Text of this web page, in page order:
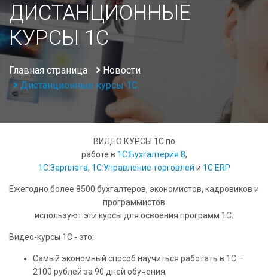
ДИСТАНЦИОННЫЕ
КУРСЫ 1С
Главная страница
Новости
Дистанционные курсы 1С
ВИДЕО КУРСЫ 1C по
работе в 1С:Бухгалтерия 8,
1С:Зарплата, 1С:Управление торговлей и 1С:ERP
Ежегодно более 8500 бухгалтеров, экономистов, кадровиков и
программистов
используют эти курсы для освоения программ 1С.
Видео-курсы 1C - это:
Самый экономный способ научиться работать в 1С –
2100 рублей за 90 дней обучения;